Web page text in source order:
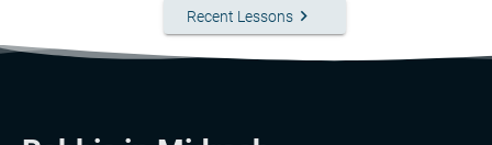
Recent Lessons keyboard_arrow_right